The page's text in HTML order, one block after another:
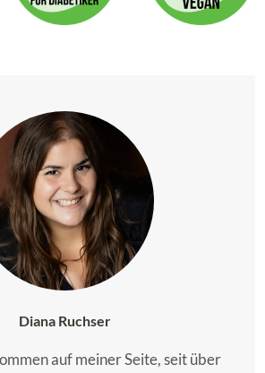
Diana Ruchser
auf meiner Seite, seit über